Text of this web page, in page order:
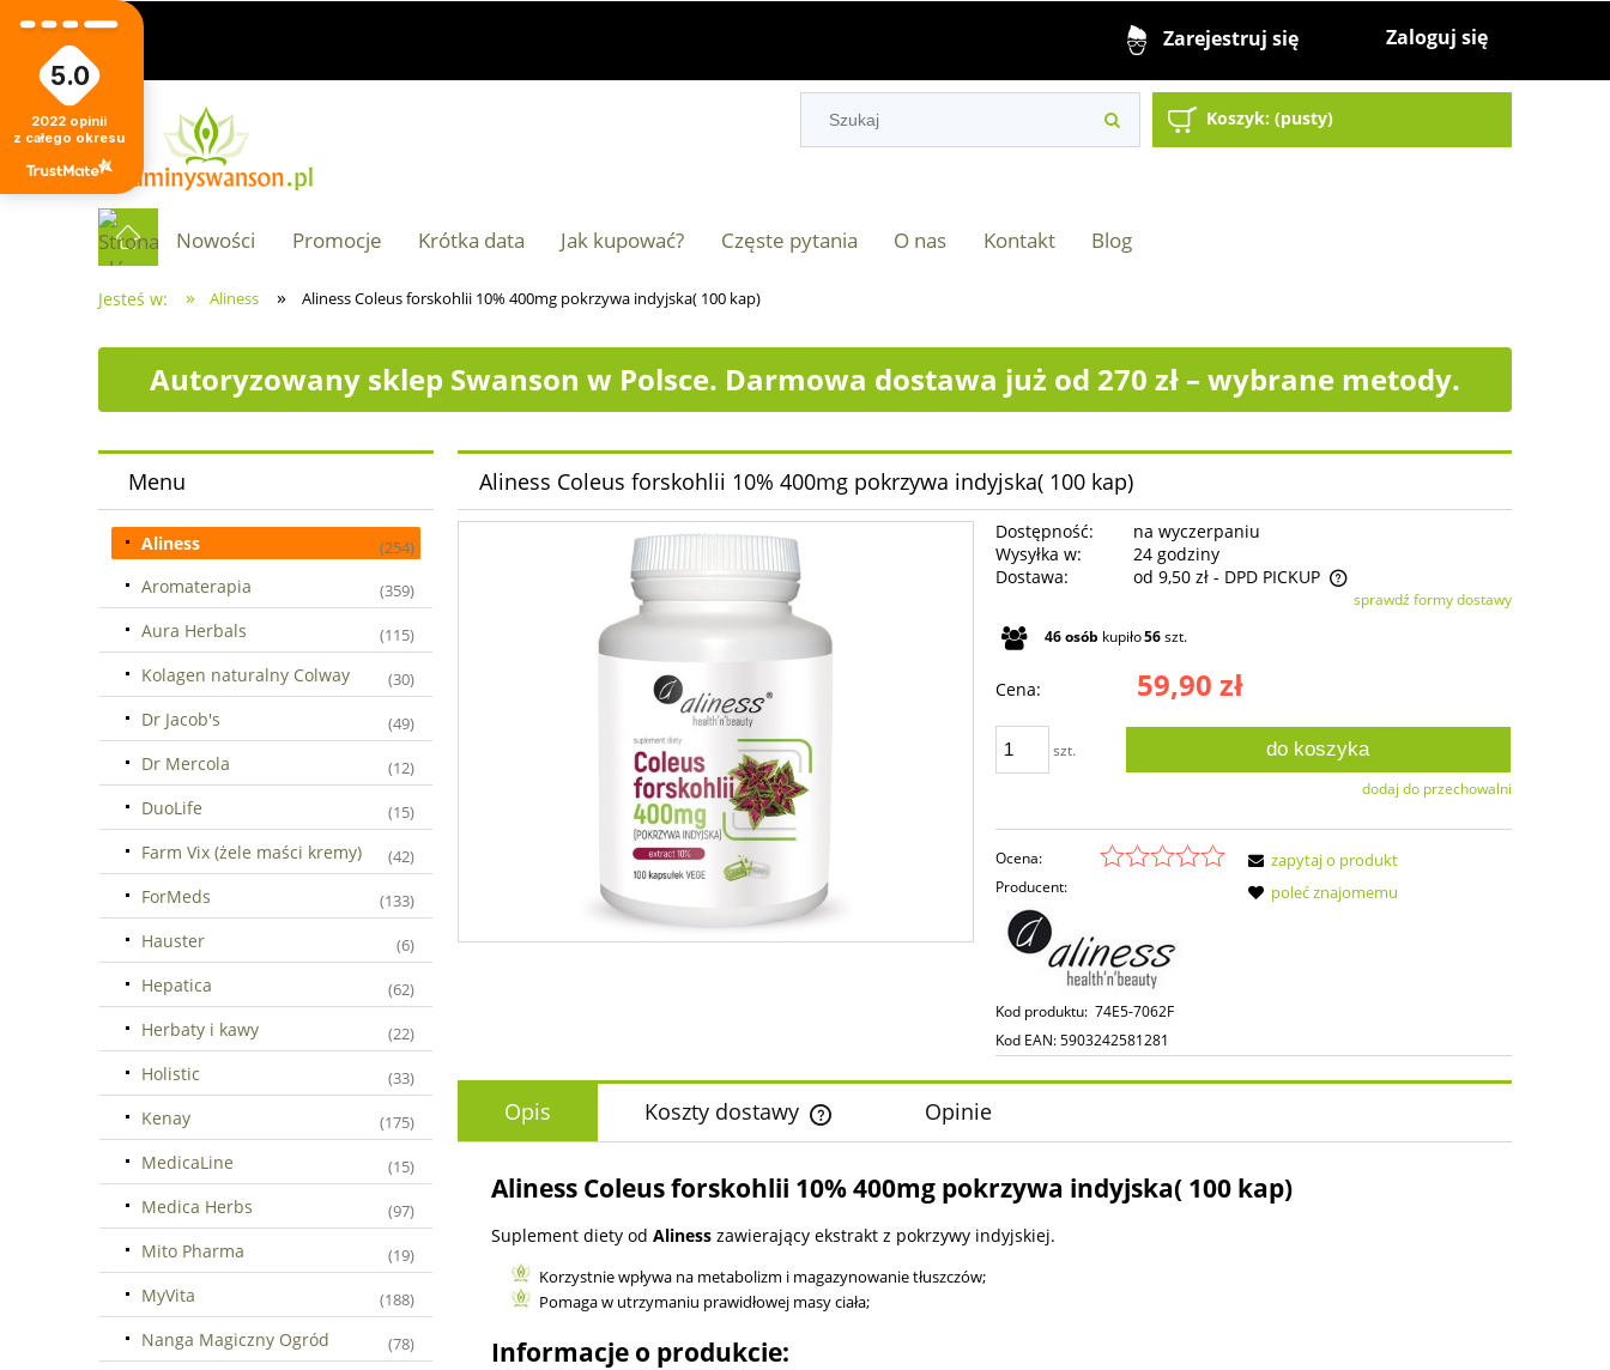
Zarejestruj się Zaloguj się
Koszyk: (pusty)
Nowości Promocje Krótka data Jak kupować? Częste pytania O nas Kontakt Blog
Jesteś w: » Aliness » Aliness Coleus forskohlii 10% 400mg pokrzywa indyjska( 100 kap)
Autoryzowany sklep Swanson w Polsce. Darmowa dostawa już od 270 zł – wybrane metody.
Menu
Aliness (254)
Aromaterapia (359)
Aura Herbals (115)
Kolagen naturalny Colway (30)
Dr Jacob's (49)
Dr Mercola (12)
DuoLife (15)
Farm Vix (żele maści kremy) (42)
ForMeds (133)
Hauster (6)
Hepatica (62)
Herbaty i kawy (22)
Holistic (33)
Kenay (175)
MedicaLine (15)
Medica Herbs (97)
Mito Pharma (19)
MyVita (188)
Nanga Magiczny Ogród (78)
Aliness Coleus forskohlii 10% 400mg pokrzywa indyjska( 100 kap)
Dostępność:
na wyczerpaniu
Wysyłka w:
24 godziny
Dostawa:
od 9,50 zł - DPD PICKUP
Cena nie zawiera ewentualnych kosztów
płatności
sprawdź formy dostawy
46osób kupiło56szt.
Cena: 59,90 zł
szt. do koszyka
dodaj do przechowalni
Ocena:
Producent:
Kod produktu: 74E5-7062F
Kod EAN:5903242581281
zapytaj o produkt
poleć znajomemu
Opis Koszty dostawy
Cena nie zawiera ewentualnych kosztów
płatności
Opinie
Aliness Coleus forskohlii 10% 400mg pokrzywa indyjska( 100 kap)
Suplement diety od Aliness zawierający ekstrakt z pokrzywy indyjskiej.
Korzystnie wpływa na metabolizm i magazynowanie tłuszczów;
Pomaga w utrzymaniu prawidłowej masy ciała;
Informacje o produkcie:
5.0
2022 opinii
z całego okresu